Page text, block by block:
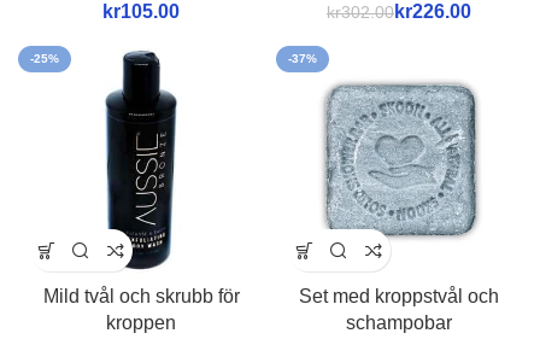
kr kr302.00kr226.00
-25%
Mild tvål och skrubb för
kroppen
-37%
Set med kroppstvål och
schampobar